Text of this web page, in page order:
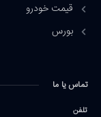
قیمت خودرو
بورس
تماس یا ما
تلفن